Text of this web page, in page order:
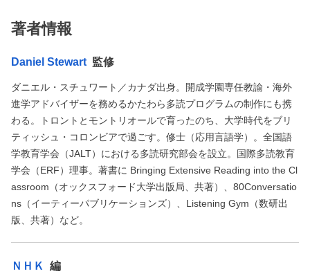
著者情報
Daniel Stewart 監修
ダニエル・スチュワート／カナダ出身。開成学園専任教諭・海外
進学アドバイザーを務めるかたわら多読プログラムの制作にも携
わる。トロントとモントリオールで育ったのち、大学時代をブリ
ティッシュ・コロンビアで過ごす。修士（応用言語学）。全国語
学教育学会（JALT）における多読研究部会を設立。国際多読教育
学会（ERF）理事。著書に Bringing Extensive Reading into the Cl
assroom（オックスフォード大学出版局、共著）、80Conversatio
ns（イーティーパブリケーションズ）、Listening Gym（数研出
版、共著）など。
ＮＨＫ 編